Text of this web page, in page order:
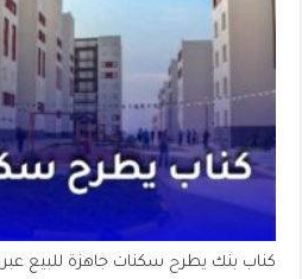
كناب بنك يطرح سكنات جاهزة للبيع عبر